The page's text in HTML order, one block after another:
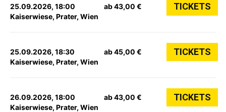
25.09.2026, 18:00
Kaiserwiese, Prater, Wien
ab 43,00 € TICKETS
25.09.2026, 18:30
Kaiserwiese, Prater, Wien
ab 45,00 € TICKETS
26.09.2026, 18:00
Kaiserwiese, Prater, Wien
ab 43,00 € TICKETS